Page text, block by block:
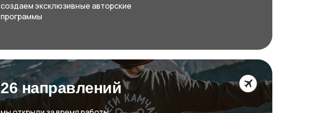
создаем эксклюзивные авторские
программы
26 направлений